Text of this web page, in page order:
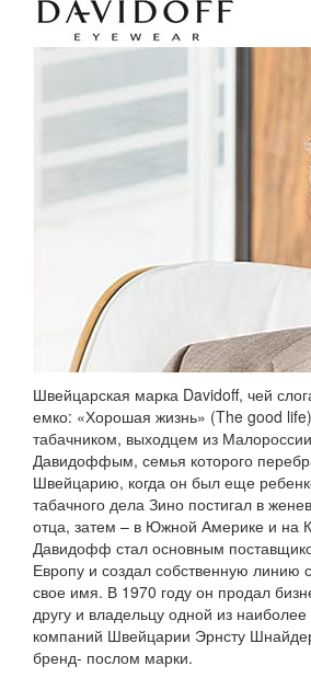
Швейцарская марка Davidoff, чей
емко: «Хорошая жизнь» (The good
табачником, выходцем из
Давидоффым, семья которого
Швейцарию, когда он был еще
табачного дела Зино постигал в
отца, затем – в Южной Америке и на
Давидофф стал основным
Европу и создал собственную линию
свое имя. В 1970 году он продал
другу и владельцу одной из
компаний Швейцарии Эрнсту
бренд- послом марки.